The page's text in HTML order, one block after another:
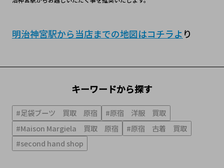
明治神宮駅から当店までの地図はコチラより
キーワードから探す
#足袋ブーツ 買取 原宿
#原宿 洋服 買取
#Maison Margiela 買取 原宿
#原宿 古着 買取
#second hand shop